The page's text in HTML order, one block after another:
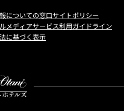
についての窓口サイトポリシー
メディアサービス利用ガイドライン
に基づく表示